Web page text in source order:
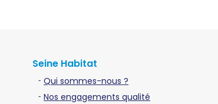
Seine Habitat
Qui sommes-nous ?
Nos engagements qualité